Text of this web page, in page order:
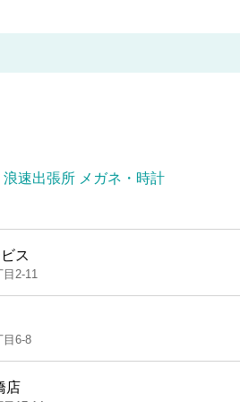
速出張所 メガネ・時計
ス
2-11
目6-8
店